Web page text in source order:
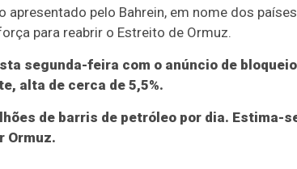
apresentado pelo Bahrein, em nome dos
para reabrir o Estreito de Ormuz.
segunda-feira com o anúncio de bloqueio
alta de cerca de 5,5%.
de barris de petróleo por dia. Estima-
Ormuz.